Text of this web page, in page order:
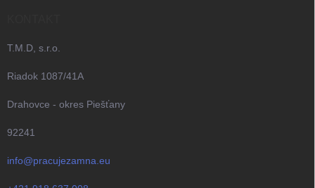
T.M.D, s.r.o.
Riadok 1087/41A
Drahovce - okres Piešťany
92241
info@pracujezamna.eu